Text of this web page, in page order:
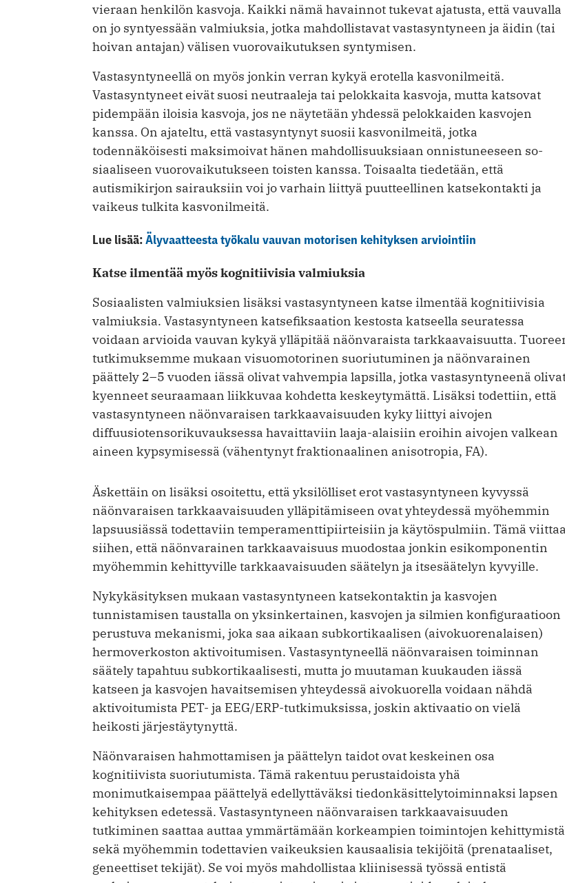
vieraan henkilön kasvoja. Kaikki nämä havainnot tukevat ajatusta, että vauvalla
on jo syntyessään valmiuksia, jotka mahdollistavat vastasyntyneen ja äidin (tai
hoivan antajan) välisen vuorovaikutuksen syntymisen.
Vastasyntyneellä on myös jonkin verran kykyä erotella kasvonilmeitä.
Vastasyntyneet eivät suosi neutraaleja tai pelokkaita kasvoja, mutta katsovat
pidempään iloisia kasvoja, jos ne näytetään yhdessä pelokkaiden kasvojen
kanssa. On ajateltu, että vastasyntynyt suosii kasvonilmeitä, jotka
todennäköisesti maksimoivat hänen mahdollisuuksiaan onnistuneeseen so­
siaaliseen vuorovaikutukseen toisten kanssa. Toisaalta tiedetään, että
autismikirjon sairauksiin voi jo varhain liittyä puutteellinen katsekontakti ja
vaikeus tulkita kasvonilmeitä.
Lue lisää:Älyvaatteesta työkalu vauvan motorisen kehityksen arviointiin
Katse ilmentää myös kognitiivisia valmiuksia
Sosiaalisten valmiuksien lisäksi vastasyntyneen katse ilmentää kognitiivisia
valmiuksia. Vastasyntyneen katsefiksaation kestosta katseella seuratessa
voidaan arvioida vauvan kykyä ylläpitää näönvaraista tarkkaavaisuutta.
tutkimuksemme mukaan visuomotorinen suoriutuminen ja näönvarainen
päättely 2–5 vuoden iässä olivat vahvempia lapsilla, jotka vastasyntyneenä
kyenneet seuraamaan liikkuvaa kohdetta keskeytymättä. Lisäksi todettiin, että
vastasyntyneen näönvaraisen tarkkaavaisuuden kyky liittyi aivojen
diffuusiotensorikuvauksessa havaittaviin laaja-alaisiin eroihin aivojen valkean
aineen kypsymisessä (vähentynyt fraktionaalinen anisotropia, FA).
Äskettäin on lisäksi osoitettu, että yksilölliset erot vastasyntyneen kyvyssä
näönvaraisen tarkkaavaisuuden ylläpitämiseen ovat yhteydessä myöhemmin
lapsuusiässä todettaviin temperamenttipiirteisiin ja käytöspulmiin. Tämä viittaa
siihen, että näönvarainen tarkkaavaisuus muodostaa jonkin esikomponentin
myöhemmin kehittyville tarkkaavaisuuden säätelyn ja itsesäätelyn kyvyille.
Nykykäsityksen mukaan vastasyntyneen katsekontaktin ja kasvojen
tunnistamisen taustalla on yksinkertainen, kasvojen ja silmien konfiguraatioon
perustuva mekanismi, joka saa aikaan subkortikaalisen (aivokuorenalaisen)
hermoverkoston aktivoitumisen. Vastasyntyneellä näönvaraisen toiminnan
säätely tapahtuu subkortikaalisesti, mutta jo muutaman kuukauden iässä
katseen ja kasvojen havaitsemisen yhteydessä aivokuorella voidaan nähdä
aktivoitumista PET- ja EEG/ERP-tutkimuksissa, joskin aktivaatio on vielä
heikosti järjestäytynyttä.
Näönvaraisen hahmottamisen ja päättelyn taidot ovat keskeinen osa
kognitiivista suoriutumista. Tämä rakentuu perustaidoista yhä
monimutkaisempaa päättelyä edellyttäväksi tiedonkäsittelytoiminnaksi lapsen
kehityksen edetessä. Vastasyntyneen näönvaraisen tarkkaavai­suuden
tutkiminen saattaa auttaa ymmärtämään korkeampien toimintojen kehittymistä
sekä myöhemmin todettavien vaikeuksien kausaalisia tekijöitä (prenataaliset,
geneettiset tekijät). Se voi myös mahdollistaa kliinisessä työssä entistä